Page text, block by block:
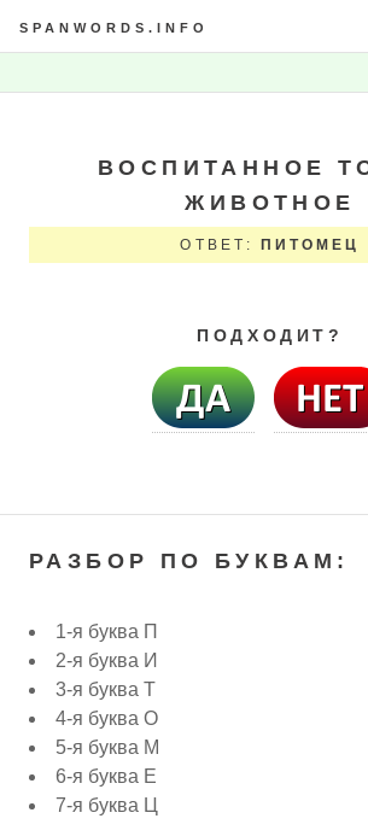
SPANWORDS.INFO
ВОСПИТАННОЕ
ЖИВОТНОЕ
ОТВЕТ: ПИТОМЕЦ
ПОДХОДИТ?
РАЗБОР ПО БУКВАМ:
1-я буква П
2-я буква И
3-я буква Т
4-я буква О
5-я буква М
6-я буква Е
7-я буква Ц